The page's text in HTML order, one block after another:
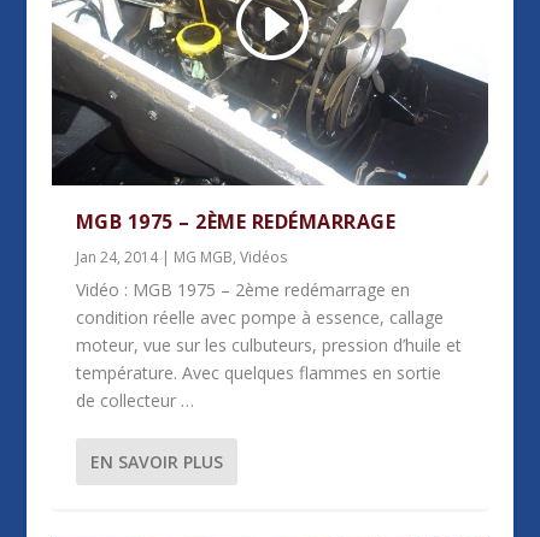
MGB 1975 – 2ÈME REDÉMARRAGE
Jan 24, 2014| MG MGB, Vidéos
Vidéo : MGB 1975 – 2ème redémarrage en
condition réelle avec pompe à essence, callage
moteur, vue sur les culbuteurs, pression d’huile et
température. Avec quelques flammes en sortie
de collecteur …
EN SAVOIR PLUS